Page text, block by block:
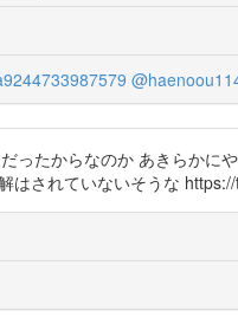
たからなのか あきらかに
されていないそうな